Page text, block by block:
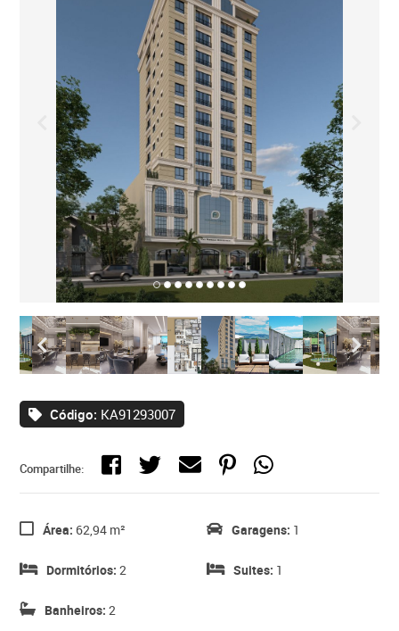
Código: KA91293007
Compartilhe:
Área: 62,94 m²
Dormitórios: 2
Banheiros: 2
Garagens: 1
Suites: 1